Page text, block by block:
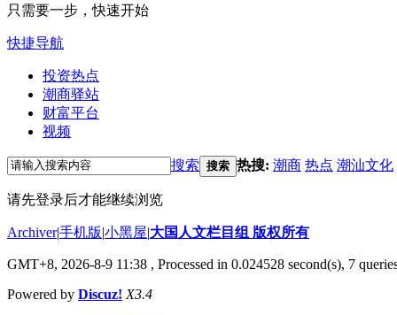
只需要一步，快速开始
快捷导航
投资热点
潮商驿站
财富平台
视频
搜索 搜索 热搜: 潮商 热点 潮汕文化
请先登录后才能继续浏览
Archiver|手机版|小黑屋|大国人文栏目组 版权所有
GMT+8, 2026-8-9 11:38 , Processed in 0.024528 second(s), 7
Powered by Discuz! X3.4